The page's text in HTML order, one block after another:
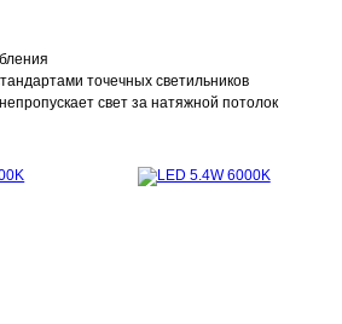
точечных светильников
свет за натяжной потолок